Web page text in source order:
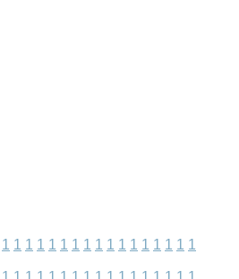
1 1 1 1 1 1 1 1 1 1 1 1 1 1 1 1 1